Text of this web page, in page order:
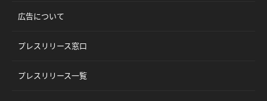
広告について
プレスリリース窓口
プレスリリース一覧